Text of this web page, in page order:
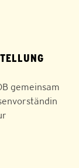
gemeinsam